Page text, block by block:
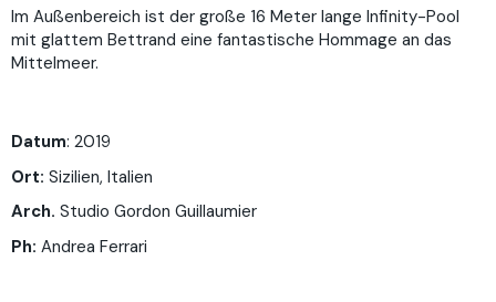
Im Außenbereich ist der große 16 Meter lange Infinity-Pool
mit glattem Bettrand eine fantastische Hommage an das
Mittelmeer.
Datum: 2019
Ort: Sizilien, Italien
Arch. Studio Gordon Guillaumier
Ph: Andrea Ferrari